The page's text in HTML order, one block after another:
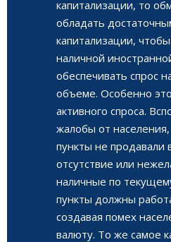
капитализации, то
обладать
капитализации,
наличной
обеспечивать спрос
объеме. Особенно
активного спроса.
жалобы от
пункты не продавали
отсутствие или
наличные по
пункты должны
создавая помех
валюту. То же самое